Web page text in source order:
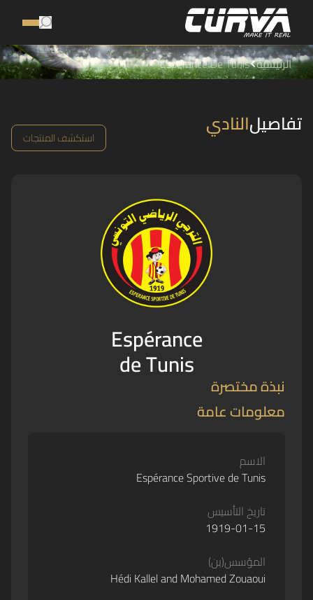
الرئيسية Espérance De Tunis
الناديتفاصيل استكشف المنتجات
Espérance
de Tunis
نبذة مختصرة
معلومات عامة
الاسم
Espérance Sportive de Tunis
تاريخ التأسيس
1919-01-15
المؤسس(ين)
Hédi Kallel and Mohamed Zouaoui